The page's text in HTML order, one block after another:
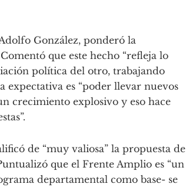
González, ponderó la
que este hecho “refleja lo
política del otro, trabajando
expectativa es “poder llevar nuevos
crecimiento explosivo y eso hace
de “muy valiosa” la propuesta de
que el Frente Amplio es “un
departamental como base- se